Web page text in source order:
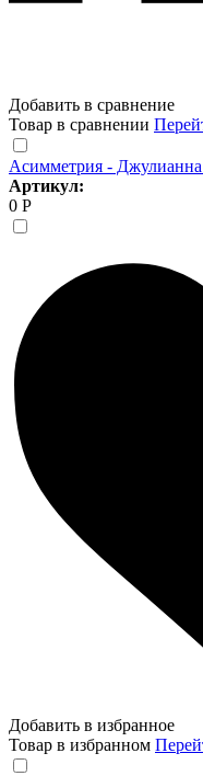
Добавить в сравнение
Товар в сравнении
Асимметрия -
Артикул:
0 Р
Добавить в избранное
Товар в избранном